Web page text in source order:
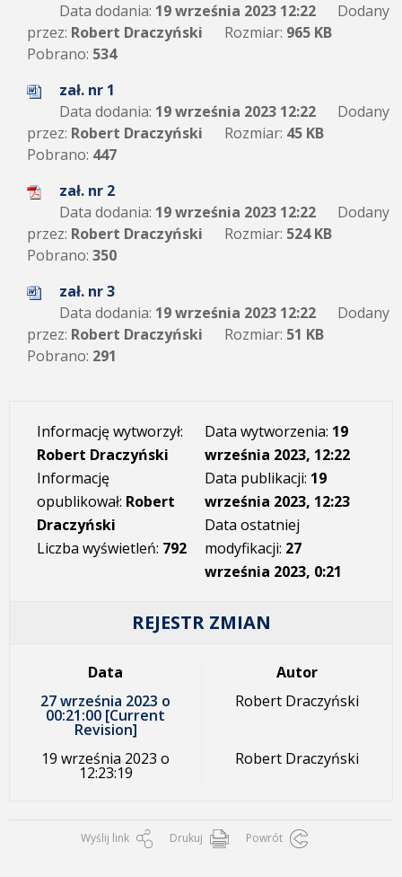
Data dodania: 19 września 2023 12:22
Dodany
przez: Robert Draczyński Rozmiar: 965 KB
Pobrano: 534
zał. nr 1
Data dodania: 19 września 2023 12:22
Dodany
przez: Robert Draczyński Rozmiar: 45 KB
Pobrano: 447
zał. nr 2
Data dodania: 19 września 2023 12:22
Dodany
przez: Robert Draczyński Rozmiar: 524 KB
Pobrano: 350
zał. nr 3
Data dodania: 19 września 2023 12:22
Dodany
przez: Robert Draczyński Rozmiar: 51 KB
Pobrano: 291
Informację wytworzył:
Robert Draczyński
Informację
opublikował: Robert
Draczyński
Liczba wyświetleń: 792
Data wytworzenia: 19
września 2023, 12:22
Data publikacji: 19
września 2023, 12:23
Data ostatniej
modyfikacji: 27
września 2023, 0:21
REJESTR ZMIAN
Data
Autor
27 września 2023 o
00:21:00 [Current
Revision]
Robert Draczyński
19 września 2023 o
12:23:19
Robert Draczyński
Wyślij link Drukuj Powrót